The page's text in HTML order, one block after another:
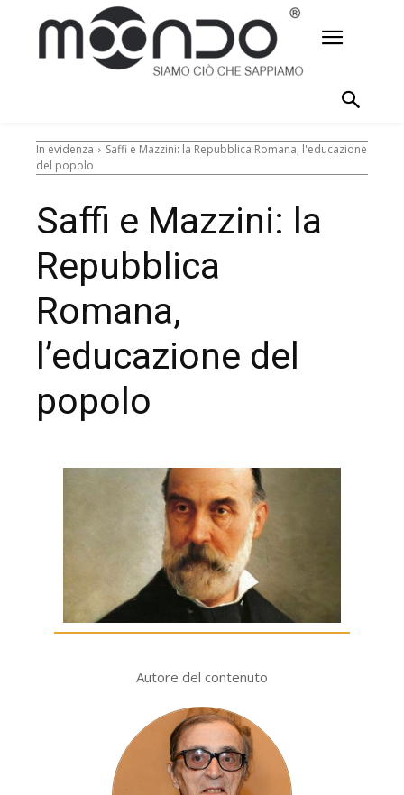
In evidenza
Saffi e Mazzini: la Repubblica Romana, l'educazione
del popolo
Saffi e Mazzini: la
Repubblica
Romana,
l’educazione del
popolo
Autore del contenuto